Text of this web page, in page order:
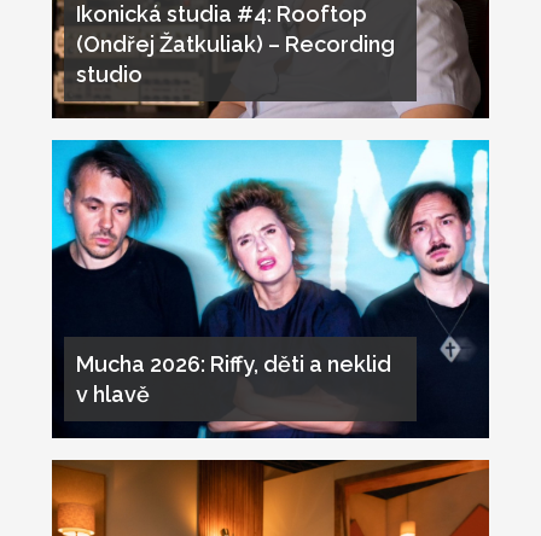
Ikonická studia #4: Rooftop
(Ondřej Žatkuliak) – Recording
studio
Mucha 2026: Riffy, děti a neklid
v hlavě